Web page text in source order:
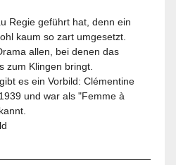
Regie geführt hat, denn ein
kaum so zart umgesetzt.
allen, bei denen das
zum Klingen bringt.
es ein Vorbild: Clémentine
und war als "Femme à